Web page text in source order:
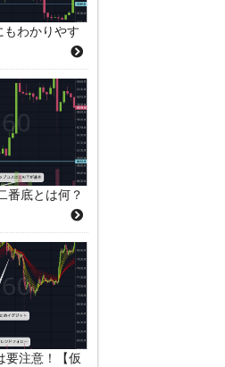
もわかりやす
番底とは何？
要注意！【仮